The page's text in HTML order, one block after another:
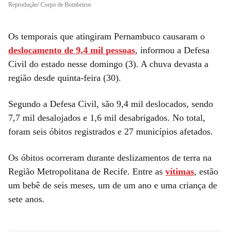
Reprodução/ Corpo de Bombeiros
Os temporais que atingiram Pernambuco causaram o
deslocamento de 9,4 mil pessoas, informou a Defesa
Civil do estado nesse domingo (3). A chuva devasta a
região desde quinta-feira (30).
Segundo a Defesa Civil, são 9,4 mil deslocados, sendo
7,7 mil desalojados e 1,6 mil desabrigados. No total,
foram seis óbitos registrados e 27 municípios afetados.
Os óbitos ocorreram durante deslizamentos de terra na
Região Metropolitana de Recife. Entre as vítimas, estão
um bebê de seis meses, um de um ano e uma criança de
sete anos.